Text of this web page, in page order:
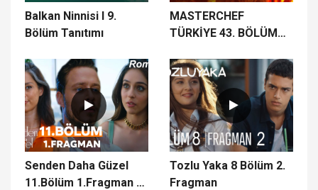
Balkan Ninnisi I 9.
Bölüm Tanıtımı
MASTERCHEF
TÜRKİYE 43. BÖLÜM
BEŞİNCİ İSİM KİM
OLACAK?
Senden Daha Güzel
11.Bölüm 1.Fragman -
Tozlu Yaka 8 Bölüm 2.
Fragman